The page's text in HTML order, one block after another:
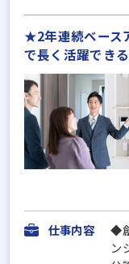
★2年連続ベース
で長く活躍できる
仕事内容
◆
ン